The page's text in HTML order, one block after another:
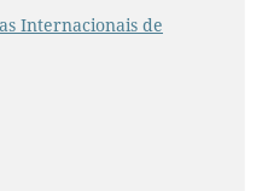
Internacionais de